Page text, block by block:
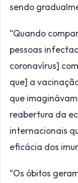
sendo
“Quando
pessoas
coronavírus]
que] a
que
reabertura da
internacionais
eficácia dos
“Os óbitos